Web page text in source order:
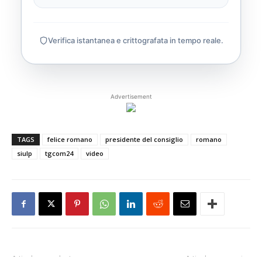
Verifica istantanea e crittografata in tempo reale.
Advertisement
TAGS felice romano presidente del consiglio
romano
siulp
tgcom24 video